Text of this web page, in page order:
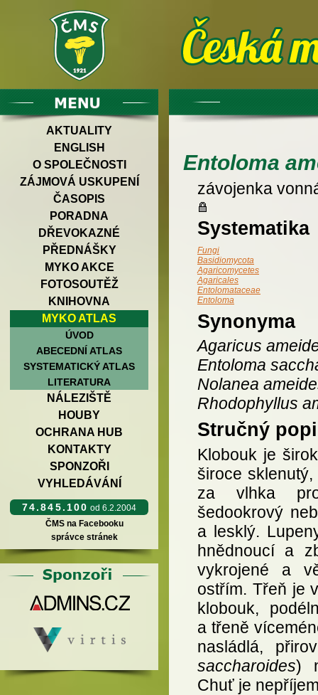
AKTUALITY
ENGLISH
O SPOLEČNOSTI
ZÁJMOVÁ USKUPENÍ
ČASOPIS
PORADNA
DŘEVOKAZNÉ
PŘEDNÁŠKY
MYKO AKCE
FOTOSOUTĚŽ
KNIHOVNA
MYKO ATLAS
ÚVOD
ABECEDNÍ ATLAS
SYSTEMATICKÝ ATLAS
LITERATURA
NÁLEZIŠTĚ
HOUBY
OCHRANA HUB
KONTAKTY
SPONZOŘI
VYHLEDÁVÁNÍ
74.845.100 od 6.2.2004
ČMS na Facebooku
správce stránek
Entoloma
závojenka
Systematika
Fungi
Basidiomycota
Agaricomycetes
Agaricales
Entolomataceae
Entoloma
Synonyma
Agaricus
Entoloma
Nolanea
Rhodophyllus
Stručný
Klobouk je
široce
za vlhka
šedookrový
a lesklý.
hnědnoucí a
vykrojené a
ostřím. Třeň je
klobouk,
a třeně
nasládlá,
saccharoides)
Chuť je